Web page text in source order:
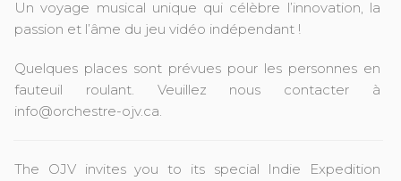
Un voyage musical unique qui célèbre l’innovation, la
passion et l’âme du jeu vidéo indépendant !
Quelques places sont prévues pour les personnes en
fauteuil roulant. Veuillez nous contacter à
info@orchestre-ojv.ca.
The OJV invites you to its special Indie Expedition